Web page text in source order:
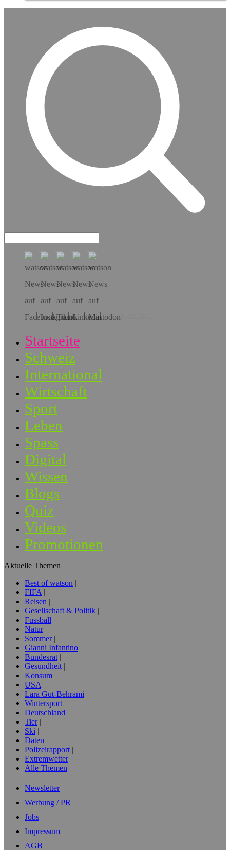
Hol dir die App!
Startseite
Schweiz
International
Wirtschaft
Sport
Leben
Spass
Digital
Wissen
Blogs
Quiz
Videos
Promotionen
Aktuelle Themen
Best of watson
FIFA
Reisen
Gesellschaft & Politik
Fussball
Natur
Sommer
Gianni Infantino
Bundesrat
Gesundheit
Konsum
USA
Lara Gut-Behrami
Wintersport
Deutschland
Tier
Ski
Daten
Polizeirapport
Extremwetter
Alle Themen
Newsletter
Werbung / PR
Jobs
Impressum
AGB